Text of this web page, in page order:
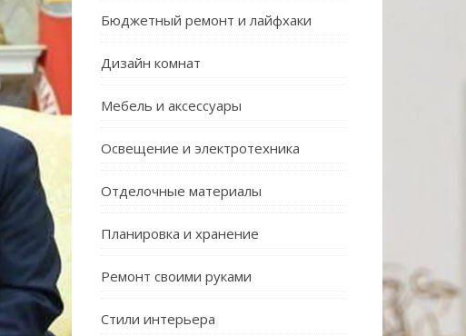
Бюджетный ремонт и лайфхаки
Дизайн комнат
Мебель и аксессуары
Освещение и электротехника
Отделочные материалы
Планировка и хранение
Ремонт своими руками
Стили интерьера